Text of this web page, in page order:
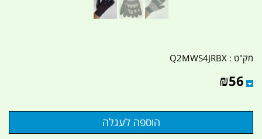
מק"ט : Q2MWS4JRBX
₪56